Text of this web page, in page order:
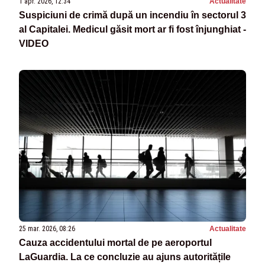
Suspiciuni de crimă după un incendiu în sectorul 3
al Capitalei. Medicul găsit mort ar fi fost înjunghiat -
VIDEO
25 mar. 2026, 08:26 Actualitate
Cauza accidentului mortal de pe aeroportul
LaGuardia. La ce concluzie au ajuns autoritățile